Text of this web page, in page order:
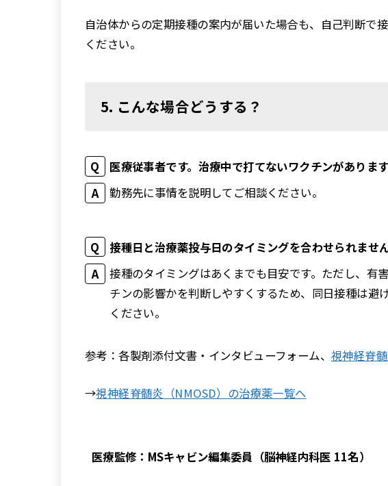
自治体からの定期接種の案内が届いた場合も、自己判断で
ください。
5. こんな場合どうする？
医療従事者です。治療中で打てないワクチンがあります
勤務先に事情を説明してご相談ください。
接種日と治療薬投与日のタイミングを合わせられません
接種のタイミングはあくまでも目安です。ただし、有
チンの影響かを判断しやすくするため、同日接種は避
ください。
参考：各製剤添付文書・インタビューフォーム、視神経脊
→視神経脊髄炎（NMOSD）の治療薬一覧へ
医療監修：MSキャビン編集委員（脳神経内科医 11名）